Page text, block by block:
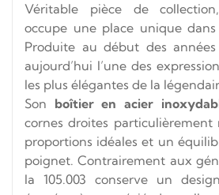
Véritable pièce de
occupe une place unique dans
Produite au début des
aujourd’hui l’une des
les plus élégantes de la
Son boîtier en acier
cornes droites particulièrement
proportions idéales et un
poignet. Contrairement aux
la 105.003 conserve un